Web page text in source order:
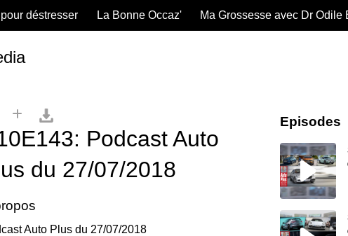
déstresser La Bonne Occaz' Ma Grossesse avec Dr Odile
Podcast Auto
du 27/07/2018
Auto Plus du 27/07/2018
Episodes